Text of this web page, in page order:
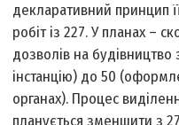
декларативний принцип
робіт із 227. У планах –
дозволів на будівництво
інстанцію) до 50
органах). Процес
планується зменшити з